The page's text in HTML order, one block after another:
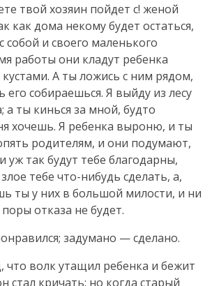
твой хозяин пойдет с! женой
как дома некому будет остаться,
собой и своего маленького
работы они кладут ребенка
кустами. А ты ложись с ним рядом,
его собираешься. Я выйду из лесу
а ты кинься за мной, будто
хочешь. Я ребенка выроню, и ты
родителям, и они подумают,
уж так будут тебе благодарны,
тебе что-нибудь сделать, а,
ты у них в большой милости, и ни
отказа не будет.
задумано — сделано.
что волк утащил ребенка и бежит
стал кричать; но когда старый